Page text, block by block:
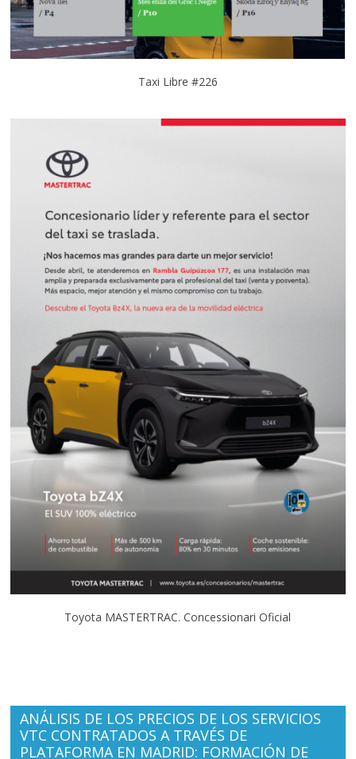
Taxi Libre #226
Toyota MASTERTRAC. Concessionari Oficial
ANÁLISIS DE LOS PRECIOS DE LOS SERVICIOS
VTC CONTRATADOS A TRAVÉS DE
PLATAFORMA EN MADRID: FORMACIÓN DE